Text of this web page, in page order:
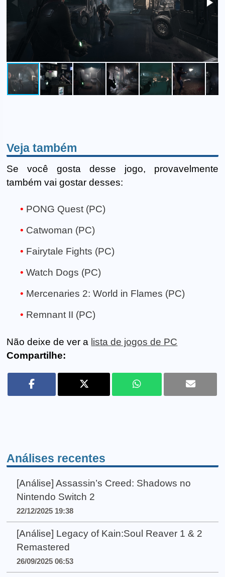
Veja também
Se você gosta desse jogo, provavelmente
também vai gostar desses:
PONG Quest (PC)
Catwoman (PC)
Fairytale Fights (PC)
Watch Dogs (PC)
Mercenaries 2: World in Flames (PC)
Remnant II (PC)
Não deixe de ver a lista de jogos de PC
Compartilhe:
Análises recentes
[Análise] Assassin’s Creed: Shadows no
Nintendo Switch 2
22/12/2025 19:38
[Análise] Legacy of Kain:Soul Reaver 1 & 2
Remastered
26/09/2025 06:53